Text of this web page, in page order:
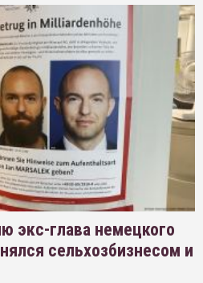
экс-глава немецкого
сельхозбизнесом и